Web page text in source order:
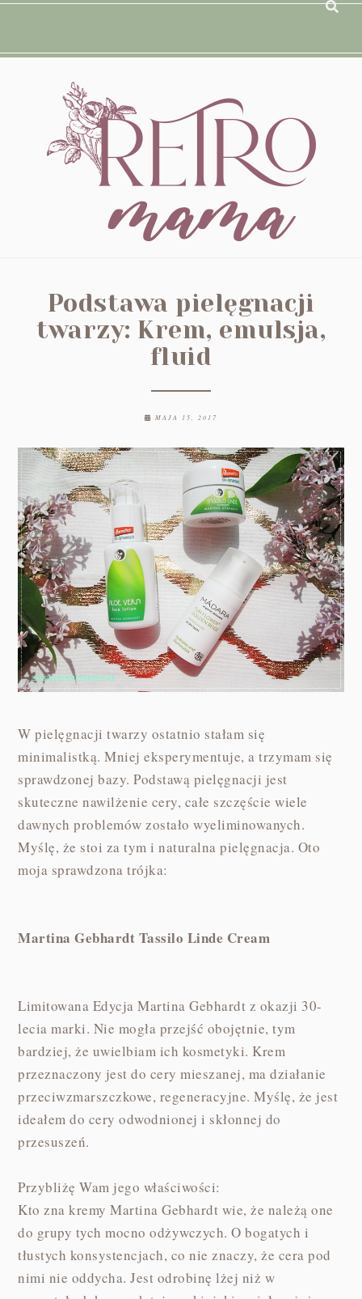
Podstawa pielęgnacji
twarzy: Krem, emulsja,
fluid
MAJA 15, 2017
W pielęgnacji twarzy ostatnio stałam się
minimalistką. Mniej eksperymentuje, a trzymam się
sprawdzonej bazy. Podstawą pielęgnacji jest
skuteczne nawilżenie cery, całe szczęście wiele
dawnych problemów zostało wyeliminowanych.
Myślę, że stoi za tym i naturalna pielęgnacja. Oto
moja sprawdzona trójka:
Martina Gebhardt Tassilo Linde Cream
Limitowana Edycja Martina Gebhardt z okazji 30-
lecia marki. Nie mogła przejść obojętnie, tym
bardziej, że uwielbiam ich kosmetyki. Krem
przeznaczony jest do cery mieszanej, ma działanie
przeciwzmarszczkowe, regeneracyjne. Myślę, że jest
ideałem do cery odwodnionej i skłonnej do
przesuszeń.
Przybliżę Wam jego właściwości:
Kto zna kremy Martina Gebhardt wie, że należą one
do grupy tych mocno odżywczych. O bogatych i
tłustych konsystencjach, co nie znaczy, że cera pod
nimi nie oddycha. Jest odrobinę lżej niż w